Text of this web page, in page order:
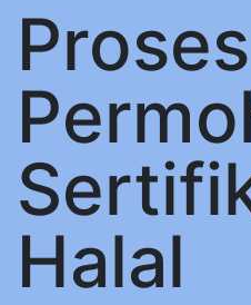
Proses
Halal